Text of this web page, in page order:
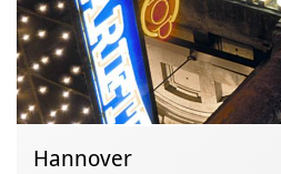
Hannover